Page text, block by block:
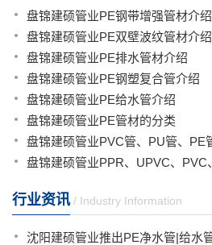
盘锦建硕管业PE钢带增强管材介绍
盘锦建硕管业PE双壁波纹管材介绍
盘锦建硕管业PE排水管材介绍
盘锦建硕管业PE钢塑复合管介绍
盘锦建硕管业PE给水管介绍
盘锦建硕管业PE管材的分类
行业资讯 / Industry Information